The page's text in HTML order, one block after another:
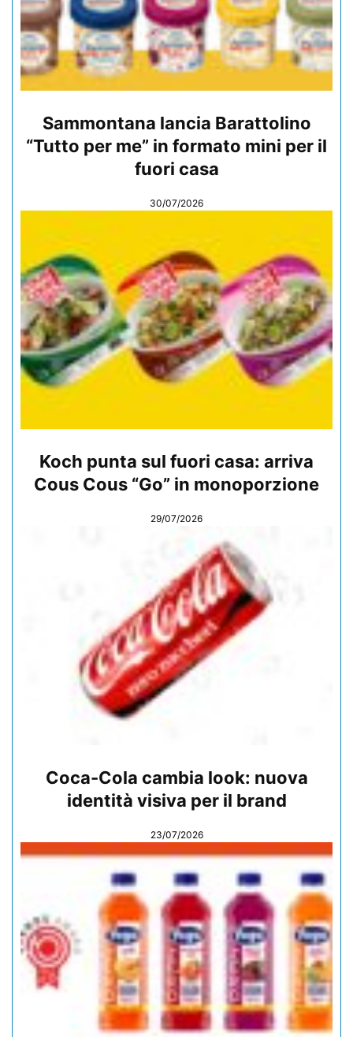
Sammontana lancia Barattolino
“Tutto per me” in formato mini per il
fuori casa
30/07/2026
Koch punta sul fuori casa: arriva
Cous Cous “Go” in monoporzione
29/07/2026
Coca-Cola cambia look: nuova
identità visiva per il brand
23/07/2026